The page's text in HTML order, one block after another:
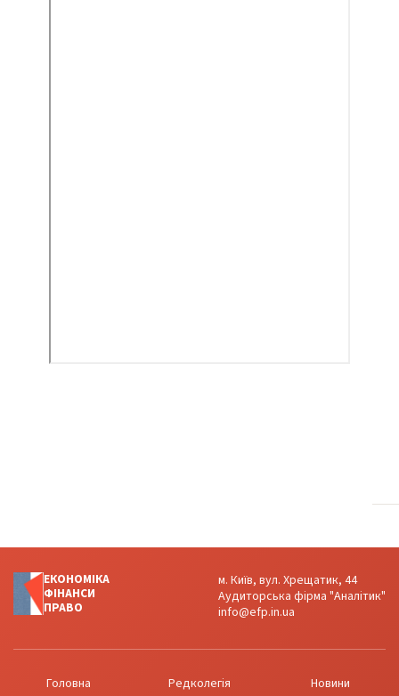
ЕКОНОМІКА
ФІНАНСИ
ПРАВО
м. Київ, вул. Хрещатик, 44
Аудиторська фірма "Аналітик"
info@efp.in.ua
Головна Редколегія Новини